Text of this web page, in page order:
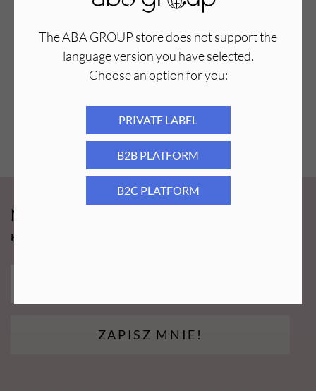
The ABA GROUP store does not support the
language version you have selected.
Choose an option for you:
PRIVATE LABEL
B2B PLATFORM
B2C PLATFORM
Newsy Aba Group!
Bądź na bieżąco i łap promocję tylko dla subskrybentów!
ZAPISZ MNIE!